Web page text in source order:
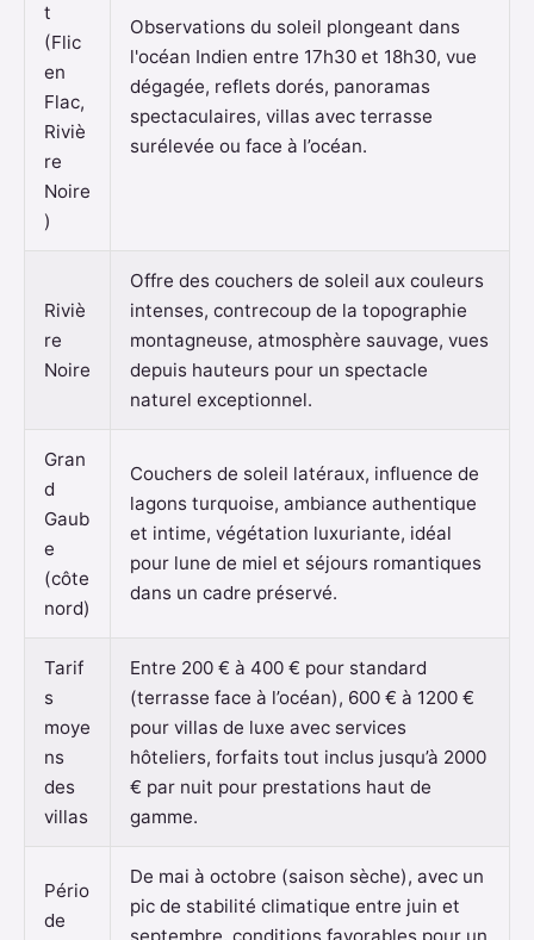
t
(Flic
en
Flac,
Riviè
re
Noire
)
Observations du soleil plongeant dans
l'océan Indien entre 17h30 et 18h30, vue
dégagée, reflets dorés, panoramas
spectaculaires, villas avec terrasse
surélevée ou face à l’océan.
Riviè
re
Noire
Offre des couchers de soleil aux couleurs
intenses, contrecoup de la topographie
montagneuse, atmosphère sauvage, vues
depuis hauteurs pour un spectacle
naturel exceptionnel.
Gran
d
Gaub
e
(côte
nord)
Couchers de soleil latéraux, influence de
lagons turquoise, ambiance authentique
et intime, végétation luxuriante, idéal
pour lune de miel et séjours romantiques
dans un cadre préservé.
Tarif
s
moye
ns
des
villas
Entre 200 € à 400 € pour standard
(terrasse face à l’océan), 600 € à 1200 €
pour villas de luxe avec services
hôteliers, forfaits tout inclus jusqu’à 2000
€ par nuit pour prestations haut de
gamme.
Pério
de
De mai à octobre (saison sèche), avec un
pic de stabilité climatique entre juin et
septembre, conditions favorables pour un